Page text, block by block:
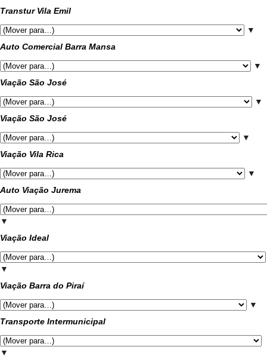
Transtur Vila Emil
▼
Auto Comercial Barra Mansa
▼
Viação São José
▼
Viação São José
▼
Viação Vila Rica
▼
Auto Viação Jurema
▼
Viação Ideal
▼
Viação Barra do Piraí
▼
Transporte Intermunicipal
▼